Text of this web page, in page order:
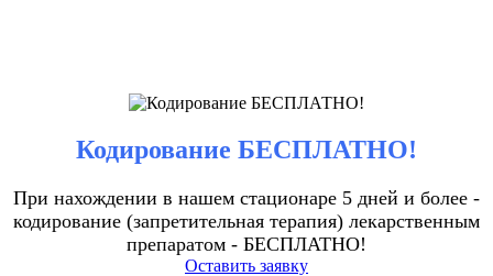
Кодирование БЕСПЛАТНО!
При нахождении в нашем стационаре 5 дней и более -
кодирование (запретительная терапия) лекарственным
препаратом - БЕСПЛАТНО!
Оставить заявку